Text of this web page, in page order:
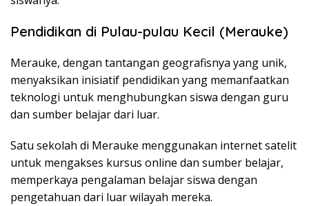
Pendidikan di Pulau-pulau Kecil (Merauke)
Merauke, dengan tantangan geografisnya yang unik,
menyaksikan inisiatif pendidikan yang memanfaatkan
teknologi untuk menghubungkan siswa dengan guru
dan sumber belajar dari luar.
Satu sekolah di Merauke menggunakan internet satelit
untuk mengakses kursus online dan sumber belajar,
memperkaya pengalaman belajar siswa dengan
pengetahuan dari luar wilayah mereka.